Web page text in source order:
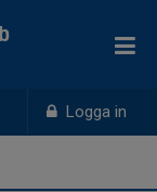
Logga in